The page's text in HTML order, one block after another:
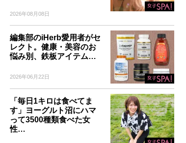
2026年08月08日
編集部のiHerb愛用者がセ
レクト。健康・美容のお
悩み別、鉄板アイテム…
2026年06月22日
「毎日1キロは食べてま
す」ヨーグルト沼にハマ
って3500種類食べた女
性…